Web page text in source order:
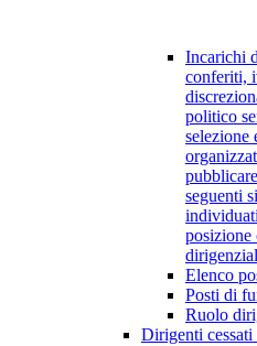
Incarichi
conferiti,
politico
selezione
seguenti
posizione
Elenco
Posti di
Ruolo
Dirigenti cessati